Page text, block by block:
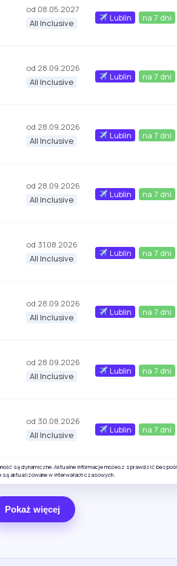
od 08.05.2027
All Inclusive
Lublin na 7 dni
od 28.09.2026
All Inclusive
Lublin na 7 dni
od 28.09.2026
All Inclusive
Lublin na 7 dni
od 28.09.2026
All Inclusive
Lublin na 7 dni
od 31.08.2026
All Inclusive
Lublin na 7 dni
od 28.09.2026
All Inclusive
Lublin na 7 dni
od 28.09.2026
All Inclusive
Lublin na 7 dni
od 30.08.2026
All Inclusive
Lublin na 7 dni
są dynamiczne. Aktualne informacje możesz sprawdzić
aktualizowane w interwałach czasowych.
Pokaż więcej